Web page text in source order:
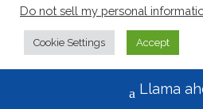
Do not sell my personal
Cookie Settings Accept
Llama